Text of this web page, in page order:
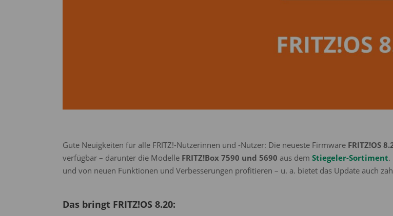
Gute Neuigkeiten für alle FRITZ!-Nutzerinnen und -Nutzer: Die neueste Firmware FRITZ!OS
verfügbar – darunter die Modelle FRITZ!Box 7590 und 5690aus demStiegeler-Sortiment.
und von neuen Funktionen und Verbesserungen profitieren – u. a. bietet das Update auch
Das bringt FRITZ!OS 8.20: